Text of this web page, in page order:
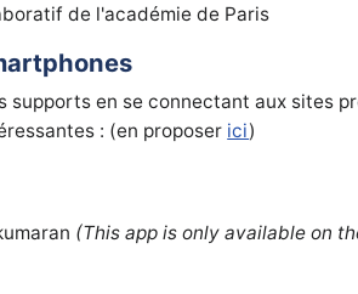
de l'académie de Paris
supports en se connectant aux sites
: (en proposer ici)
(This app is only available on